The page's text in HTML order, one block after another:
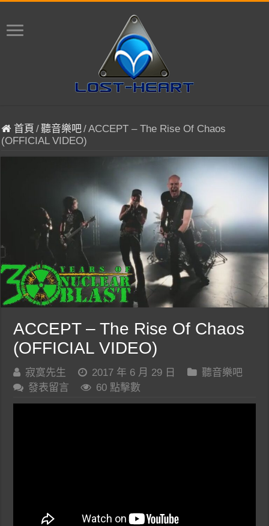
首頁 /聽音樂吧/ACCEPT – The Rise Of Chaos
(OFFICIAL VIDEO)
ACCEPT – The Rise Of Chaos
(OFFICIAL VIDEO)
寂寞先生 2017 年 6 月 29 日
聽音樂吧
發表留言
60 點擊數